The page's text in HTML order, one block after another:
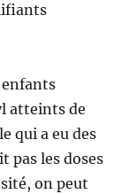
enfants
atteints de
qui a eu des
pas les doses
on peut